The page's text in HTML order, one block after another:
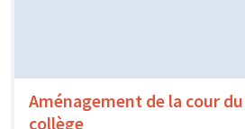
Aménagement de la cour du
collège